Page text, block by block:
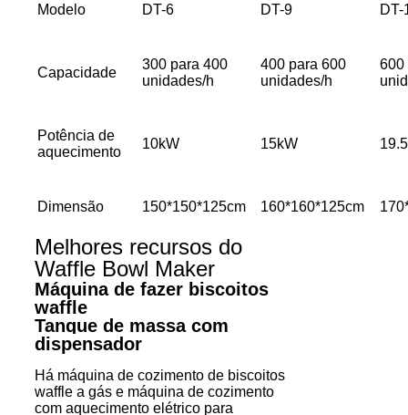
Modelo DT-6 DT-9 DT-
Capacidade
300 para 400
unidades/h
400 para 600
unidades/h
600
Potência de
aquecimento
10kW 15kW
Dimensão 150*150*125cm 160*160*125cm
Melhores recursos do
Waffle Bowl Maker
Máquina de fazer biscoitos
waffle
Tanque de massa com
dispensador
Há máquina de cozimento de biscoitos
waffle a gás e máquina de cozimento
com aquecimento elétrico para